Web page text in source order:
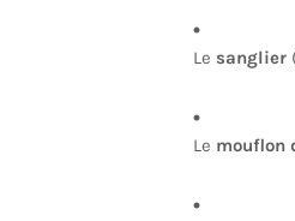
Le sanglier
Le mouflon